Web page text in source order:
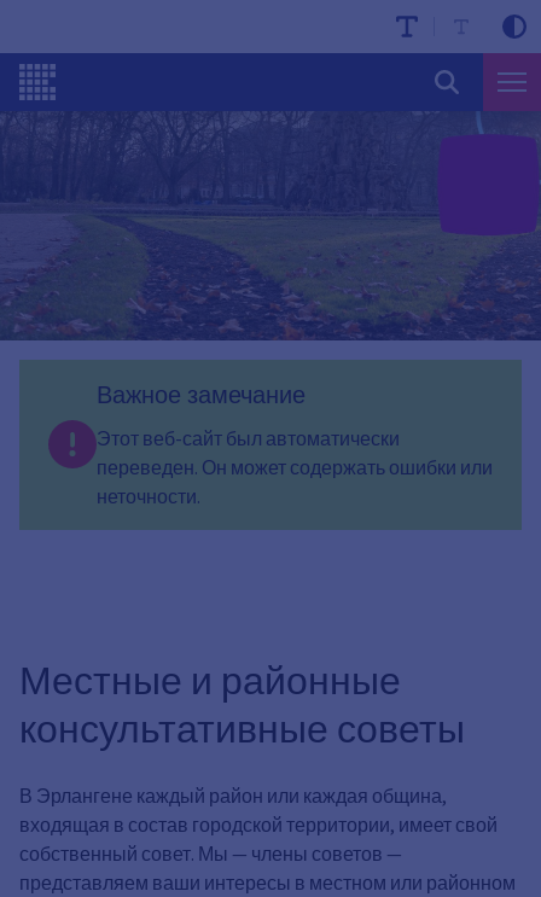
Важное замечание
Этот веб-сайт был автоматически
переведен. Он может содержать ошибки или
неточности.
Местные и районные
консультативные советы
В Эрлангене каждый район или каждая община,
входящая в состав городской территории, имеет свой
собственный совет. Мы — члены советов —
представляем ваши интересы в местном или районном